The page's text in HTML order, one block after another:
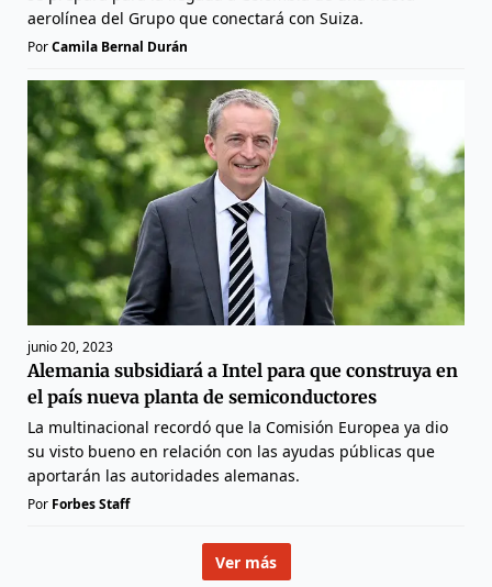
aerolínea del Grupo que conectará con Suiza.
PorCamila Bernal Durán
junio 20, 2023
Alemania subsidiará a Intel para que construya en
el país nueva planta de semiconductores
La multinacional recordó que la Comisión Europea ya dio
su visto bueno en relación con las ayudas públicas que
aportarán las autoridades alemanas.
Por Forbes Staff
Ver más